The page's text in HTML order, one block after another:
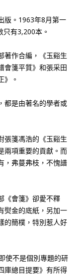
版。1963年8月第一
有3,200本。
著作合編，《玉谿生
會箋平質》和張采田
》。
都是由著名的學者或
張箋馮浩的《玉谿生
兩項重要的貢獻。而
，弗蔓弗枝，不愧譜
《會箋》卻愛不釋
熨金的底紙，另加一
的簡樸，特別惹人好
使不是個別專題的研
庫總目提要》有所得